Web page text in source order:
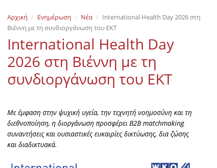
Εκδόσεις
Επικοινωνία
Αρχική Ενημέρωση Νέα
International Health Day 2026 στη
Βιέννη με τη συνδιοργάνωση του ΕΚΤ
International Health Day
2026 στη Βιέννη με τη
συνδιοργάνωση του ΕΚΤ
Με έμφαση στην ψυχική υγεία, την τεχνητή νοημοσύνη και τη
διεθνοποίηση, η διοργάνωση προσφέρει B2B matchmaking
συναντήσεις και ουσιαστικές ευκαιρίες δικτύωσης, δια ζώσης
και διαδικτυακά.